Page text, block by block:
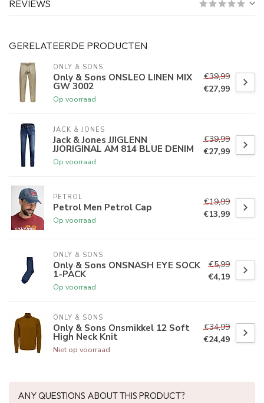
REVIEWS
GERELATEERDE PRODUCTEN
ONLY & SONS
Only & Sons ONSLEO LINEN MIX
GW 3002
Op voorraad
€39,99
€27,99
JACK & JONES
Jack & Jones JJIGLENN
JJORIGINAL AM 814 BLUE DENIM
Op voorraad
€39,99
€27,99
PETROL
Petrol Men Petrol Cap
Op voorraad
€19,99
€13,99
ONLY & SONS
Only & Sons ONSNASH EYE SOCK
1-PACK
Op voorraad
€5,99
€4,19
ONLY & SONS
Only & Sons Onsmikkel 12 Soft
High Neck Knit
Niet op voorraad
€34,99
€24,49
ANY QUESTIONS ABOUT THIS PRODUCT?